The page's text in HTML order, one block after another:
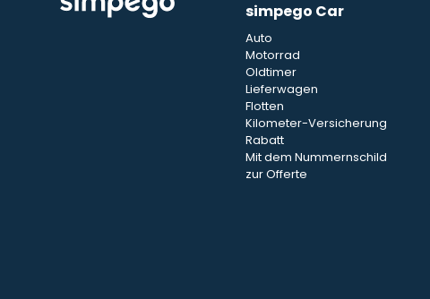
simpego Car
Auto
Motorrad
Oldtimer
Lieferwagen
Flotten
Kilometer-Versicherung
Rabatt
Mit dem Nummernschild
zur Offerte